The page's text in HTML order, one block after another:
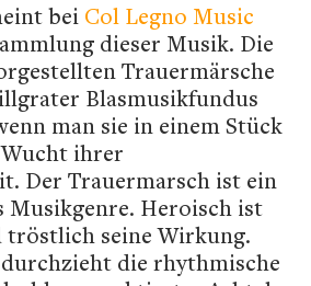
bei Col Legno Music
dieser Musik. Die
Trauermärsche
Blasmusikfundus
man sie in einem Stück
ihrer
Der Trauermarsch ist ein
Musikgenre. Heroisch ist
tröstlich seine Wirkung.
die rhythmische